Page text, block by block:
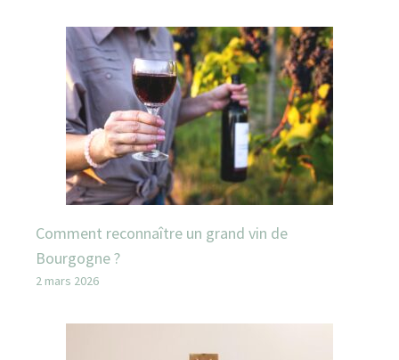
Comment reconnaître un grand vin de
Bourgogne ?
2 mars 2026